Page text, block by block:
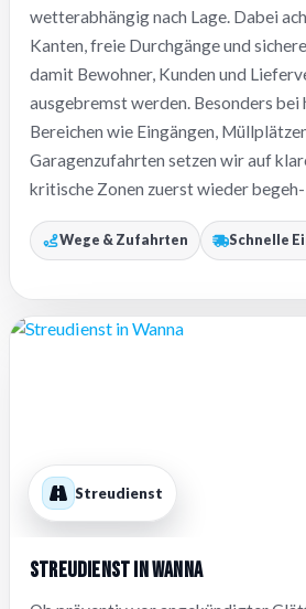
wetterabhängig nach Lage. Dabei
Kanten, freie Durchgänge und
damit Bewohner, Kunden und
ausgebremst werden. Besonders bei
Bereichen wie Eingängen,
Garagenzufahrten setzen wir auf
kritische Zonen zuerst wieder
Wege & Zufahrten Schnelle
Streudienst
Streudienst in Wanna